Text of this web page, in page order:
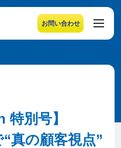
お問い合わせ
ーでメニューを閉じるこ
特別号】
“真の顧客視点”